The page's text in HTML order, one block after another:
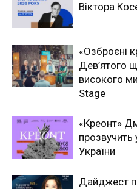
Віктора
«Озброєні
Дев’ятого
високого
Stage
«Креонт»
прозвучить
України
Дайджест